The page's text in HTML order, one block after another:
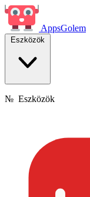
AppsGolem
Eszközök
№ Eszközök